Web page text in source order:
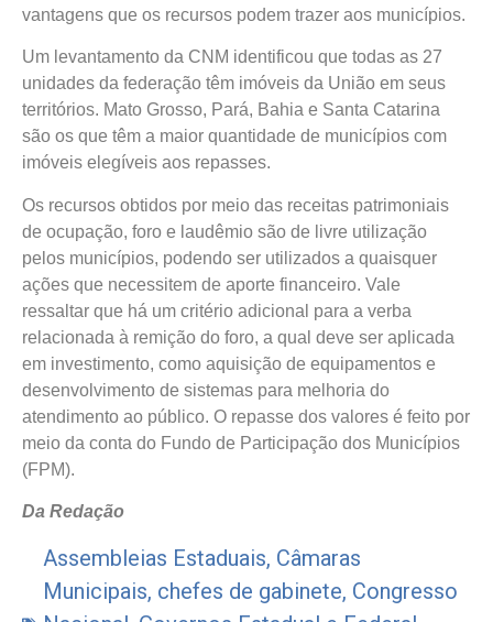
vantagens que os recursos podem trazer aos municípios.
Um levantamento da CNM identificou que todas as 27
unidades da federação têm imóveis da União em seus
territórios. Mato Grosso, Pará, Bahia e Santa Catarina
são os que têm a maior quantidade de municípios com
imóveis elegíveis aos repasses.
Os recursos obtidos por meio das receitas patrimoniais
de ocupação, foro e laudêmio são de livre utilização
pelos municípios, podendo ser utilizados a quaisquer
ações que necessitem de aporte financeiro. Vale
ressaltar que há um critério adicional para a verba
relacionada à remição do foro, a qual deve ser aplicada
em investimento, como aquisição de equipamentos e
desenvolvimento de sistemas para melhoria do
atendimento ao público. O repasse dos valores é feito por
meio da conta do Fundo de Participação dos Municípios
(FPM).
Da Redação
Assembleias Estaduais, Câmaras
Municipais, chefes de gabinete, Congresso